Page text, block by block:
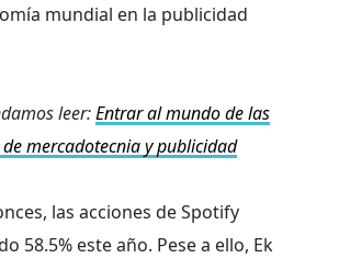
mundial en la publicidad
leer:Entrar al mundo de las
mercadotecnia y publicidad
las acciones de Spotify
58.5% este año. Pese a ello, Ek